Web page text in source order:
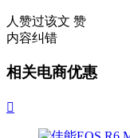
人赞过该文 赞
内容纠错
相关电商优惠
